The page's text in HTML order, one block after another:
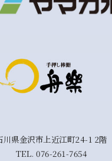
川県金沢市上近江町24-1 2階
TEL.076-261-7654